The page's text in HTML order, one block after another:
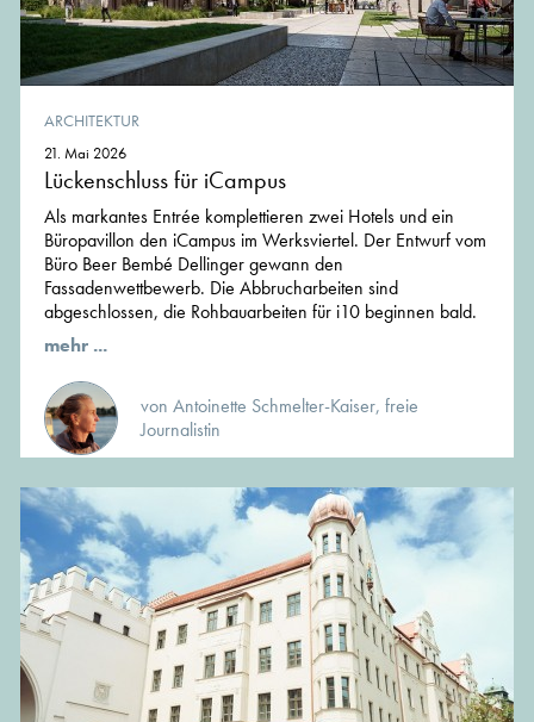
ARCHITEKTUR
21. Mai 2026
Lückenschluss für iCampus
Als markantes Entrée komplettieren zwei Hotels und ein
Büropavillon den iCampus im Werksviertel. Der Entwurf vom
Büro Beer Bembé Dellinger gewann den
Fassadenwettbewerb. Die Abbrucharbeiten sind
abgeschlossen, die Rohbauarbeiten für i10 beginnen bald.
mehr ...
von Antoinette Schmelter-Kaiser, freie
Journalistin